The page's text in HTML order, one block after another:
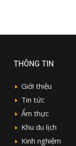
THÔNG TIN
Giới thiệu
Tin tức
Ẩm thực
Khu du lịch
Kinh nghiệm